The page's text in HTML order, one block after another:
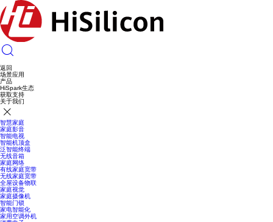
返回
场景应用
产品
HiSpark生态
获取支持
关于我们
智慧家庭
家庭影音
智能电视
智能机顶盒
泛智能终端
无线音箱
家庭网络
有线家庭宽带
无线家庭宽带
全屋设备物联
家庭视觉
家庭摄像机
智能门锁
家电智能化
家用空调外机